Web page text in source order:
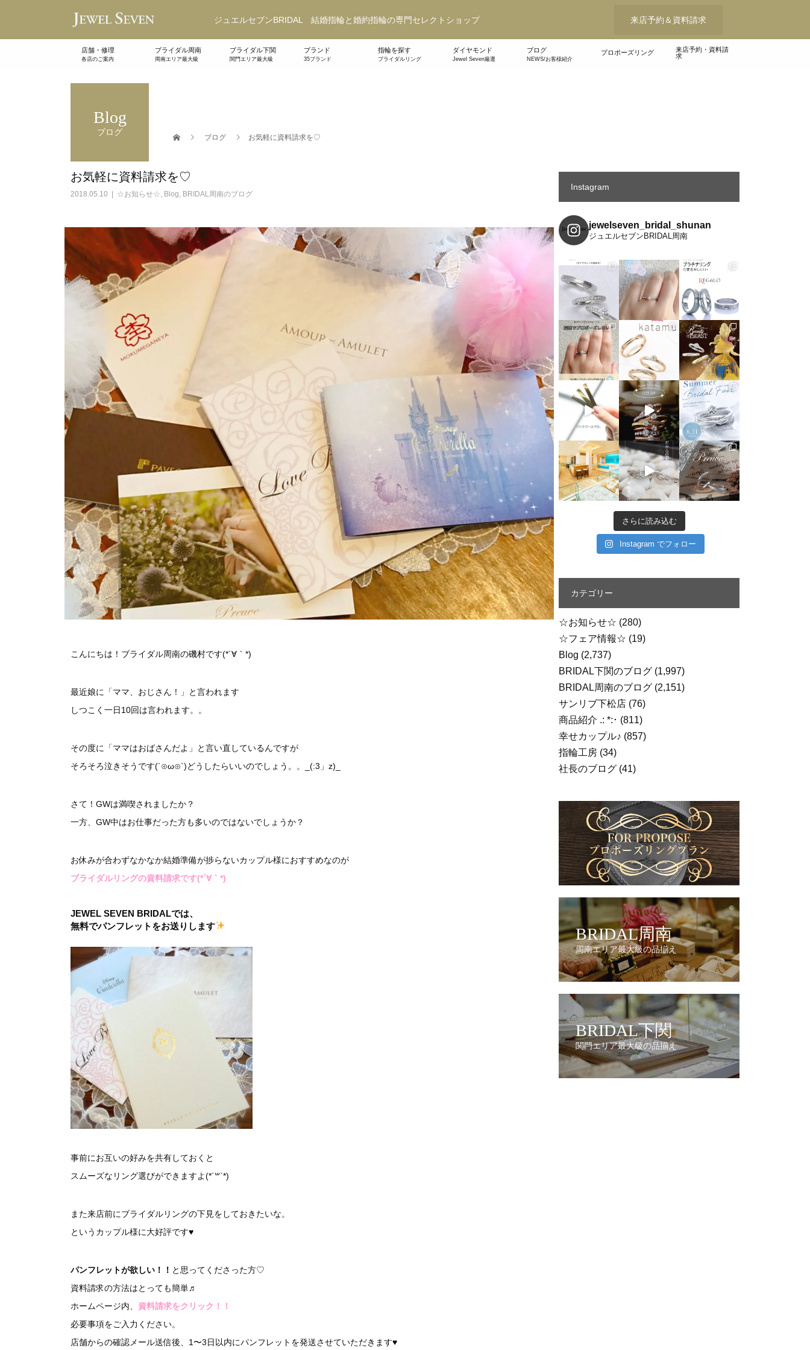
ジュエルセブンBRIDAL 結婚指輪と婚約指輪の専門セレクトショップ 来店予約＆資料請求
店舗・修理
各店のご案内
ブライダル周南
周南エリア最大級
ブライダル下関
関門エリア最大級
ブランド
35ブランド
指輪を探す
ブライダルリング
ダイヤモンド
Jewel Seven厳選
ブログ
NEWS/お客様紹介
プロポーズリング
来店予約・資料請
求
Blog
ブログ
ブログ お気軽に資料請求を♡
お気軽に資料請求を♡
2018.05.10 ☆お知らせ☆, Blog, BRIDAL周南のブログ
こんにちは！ブライダル周南の磯村です(*´∀｀*)
最近娘に「ママ、おじさん！」と言われます
しつこく一日10回は言われます。。
その度に「ママはおばさんだよ」と言い直しているんですが
そろそろ泣きそうです(´⊙ω⊙`)どうしたらいいのでしょう。。_(:3」z)_
さて！GWは満喫されましたか？
一方、GW中はお仕事だった方も多いのではないでしょうか？
お休みが合わずなかなか結婚準備が捗らないカップル様におすすめなのが
ブライダルリングの資料請求です(*´∀｀*)
JEWEL SEVEN BRIDALでは、
無料でパンフレットをお送りします
事前にお互いの好みを共有しておくと
スムーズなリング選びができますよ(*´꒳`*)
また来店前にブライダルリングの下見をしておきたいな。
というカップル様に大好評です♥︎
パンフレットが欲しい！！ と思ってくださった方♡
資料請求の方法はとっても簡単♬
ホームページ内、 資料請求をクリック！！
必要事項をご入力ください。
店舗からの確認メール送信後、1〜3日以内にパンフレットを発送させていただきます♥︎
Instagram
jewelseven_bridal_shunan
ジュエルセブンBRIDAL周南
さらに読み込む
Instagram でフォロー
カテゴリー
☆お知らせ☆ (280)
☆フェア情報☆ (19)
Blog (2,737)
BRIDAL下関のブログ (1,997)
BRIDAL周南のブログ (2,151)
サンリブ下松店 (76)
商品紹介 .: *:･ (811)
幸せカップル♪ (857)
指輪工房 (34)
社長のブログ (41)
BRIDAL周南
周南エリア最大級の品揃え
BRIDAL下関
関門エリア最大級の品揃え